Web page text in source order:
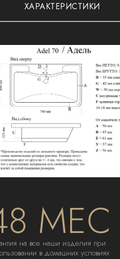
ХАРАКТЕРИСТИКИ
МЕС
на все наши изделия при
в домашних условиях